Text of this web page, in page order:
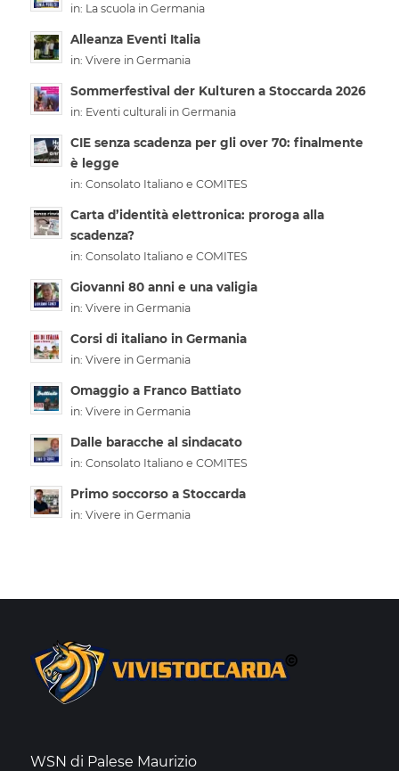
in: La scuola in Germania
Alleanza Eventi Italia
in: Vivere in Germania
Sommerfestival der Kulturen a Stoccarda 2026
in: Eventi culturali in Germania
CIE senza scadenza per gli over 70: finalmente
è legge
in: Consolato Italiano e COMITES
Carta d’identità elettronica: proroga alla
scadenza?
in: Consolato Italiano e COMITES
Giovanni 80 anni e una valigia
in: Vivere in Germania
Corsi di italiano in Germania
in: Vivere in Germania
Omaggio a Franco Battiato
in: Vivere in Germania
Dalle baracche al sindacato
in: Consolato Italiano e COMITES
Primo soccorso a Stoccarda
in: Vivere in Germania
WSN di Palese Maurizio